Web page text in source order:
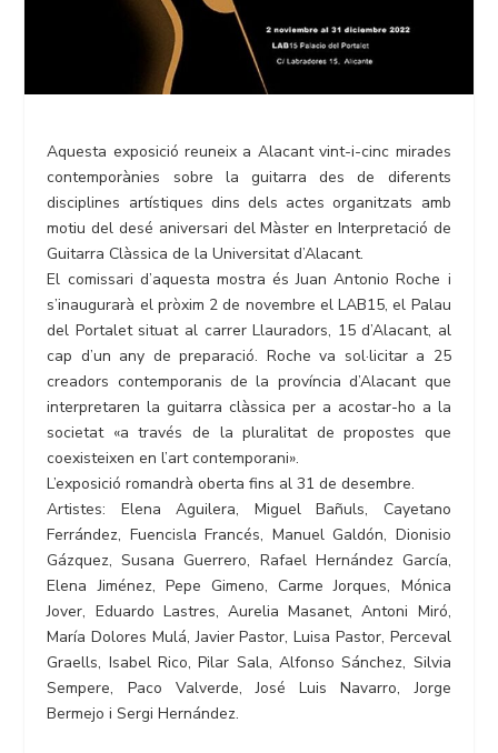
Aquesta exposició reuneix a Alacant vint-i-cinc mirades
contemporànies sobre la guitarra des de diferents
disciplines artístiques dins dels actes organitzats amb
motiu del desé aniversari del Màster en Interpretació de
Guitarra Clàssica de la Universitat d’Alacant.
El comissari d’aquesta mostra és Juan Antonio Roche i
s’inaugurarà el pròxim 2 de novembre el LAB15, el Palau
del Portalet situat al carrer Llauradors, 15 d’Alacant, al
cap d’un any de preparació. Roche va sol·licitar a 25
creadors contemporanis de la província d’Alacant que
interpretaren la guitarra clàssica per a acostar-ho a la
societat «a través de la pluralitat de propostes que
coexisteixen en l’art contemporani».
L’exposició romandrà oberta fins al 31 de desembre.
Artistes: Elena Aguilera, Miguel Bañuls, Cayetano
Ferrández, Fuencisla Francés, Manuel Galdón, Dionisio
Gázquez, Susana Guerrero, Rafael Hernández García,
Elena Jiménez, Pepe Gimeno, Carme Jorques, Mónica
Jover, Eduardo Lastres, Aurelia Masanet, Antoni Miró,
María Dolores Mulá, Javier Pastor, Luisa Pastor, Perceval
Graells, Isabel Rico, Pilar Sala, Alfonso Sánchez, Silvia
Sempere, Paco Valverde, José Luis Navarro, Jorge
Bermejo i Sergi Hernández.